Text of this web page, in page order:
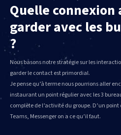
Quelle connexion
garder avec les
?
Nous basons notre stratégie sur les
garder le contact est primordial.
Je pense qu’à terme nous pourrions aller
instaurant un point régulier avec les 3
complète de l’activité du groupe. D’un
Teams, Messenger on a ce qu’il faut.